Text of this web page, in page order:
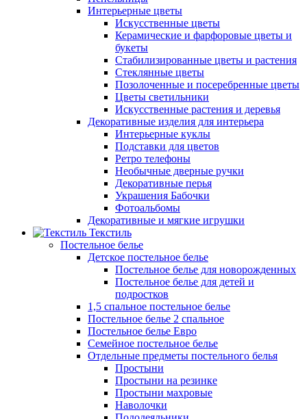
Интерьерные цветы
Искусственные цветы
Керамические и фарфоровые цветы и
букеты
Стабилизированные цветы и растения
Стеклянные цветы
Позолоченные и посеребренные цветы
Цветы светильники
Искусственные растения и деревья
Декоративные изделия для интерьера
Интерьерные куклы
Подставки для цветов
Ретро телефоны
Необычные дверные ручки
Декоративные перья
Украшения Бабочки
Фотоальбомы
Декоративные и мягкие игрушки
Текстиль
Постельное белье
Детское постельное белье
Постельное белье для новорожденных
Постельное белье для детей и
подростков
1,5 спальное постельное белье
Постельное белье 2 спальное
Постельное белье Евро
Семейное постельное белье
Отдельные предметы постельного белья
Простыни
Простыни на резинке
Простыни махровые
Наволочки